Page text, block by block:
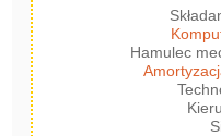
Hamulec